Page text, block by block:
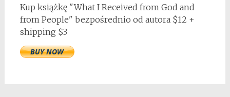
Kup książkę "What I Received from God and
from People" bezpośrednio od autora $12 +
shipping $3